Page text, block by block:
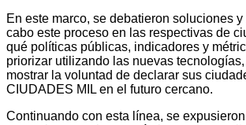
En este marco, se debatieron soluciones
cabo este proceso en las respectivas de
qué políticas públicas, indicadores y
priorizar utilizando las nuevas
mostrar la voluntad de declarar sus
CIUDADES MIL en el futuro cercano.
Continuando con esta línea, se